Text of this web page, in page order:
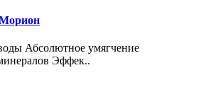
Абсолютное умягчение
Эффек..